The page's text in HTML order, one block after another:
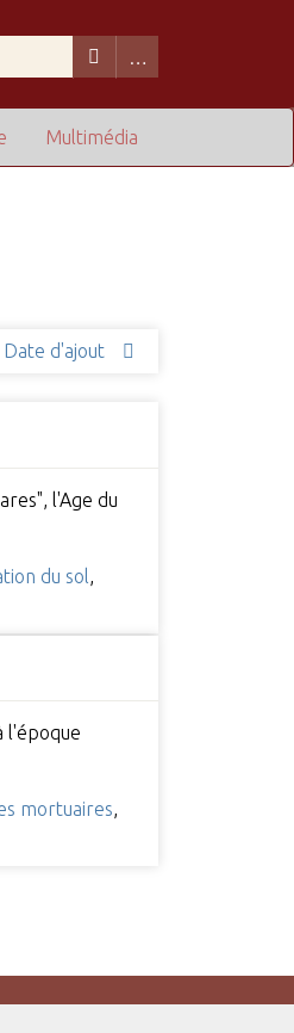
Multimédia
Date d'ajout
l'Age du
du sol
l'époque
mortuaires,